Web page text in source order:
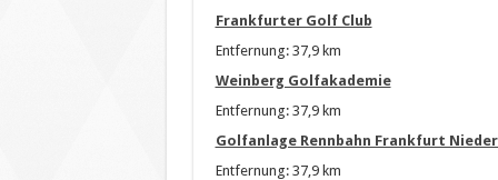
Frankfurter Golf Club
Entfernung: 37,9 km
Weinberg Golfakademie
Entfernung: 37,9 km
Golfanlage Rennbahn Frankfurt
Entfernung: 37,9 km